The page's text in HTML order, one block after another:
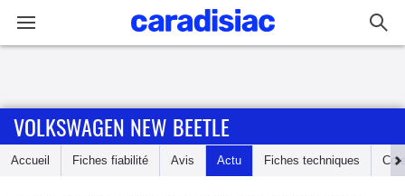
Accueil
VOLKSWAGEN NEW BEETLE
Accueil Fiches fiabilité Avis Actu Fiches techniques